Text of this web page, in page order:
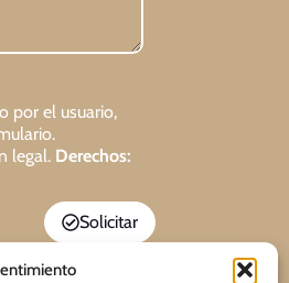
por el usuario,
legal. Derechos:
Solicitar